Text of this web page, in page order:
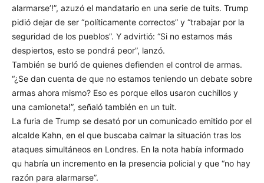
alarmarse’!”, azuzó el mandatario en una serie de tuits. Trump
pidió dejar de ser “políticamente correctos” y “trabajar por la
seguridad de los pueblos”. Y advirtió: “Si no estamos más
despiertos, esto se pondrá peor”, lanzó.
También se burló de quienes defienden el control de armas.
“¿Se dan cuenta de que no estamos teniendo un debate sobre
armas ahora mismo? Eso es porque ellos usaron cuchillos y
una camioneta!”, señaló también en un tuit.
La furia de Trump se desató por un comunicado emitido por el
alcalde Kahn, en el que buscaba calmar la situación tras los
ataques simultáneos en Londres. En la nota había informado
qu habría un incremento en la presencia policial y que “no hay
razón para alarmarse”.